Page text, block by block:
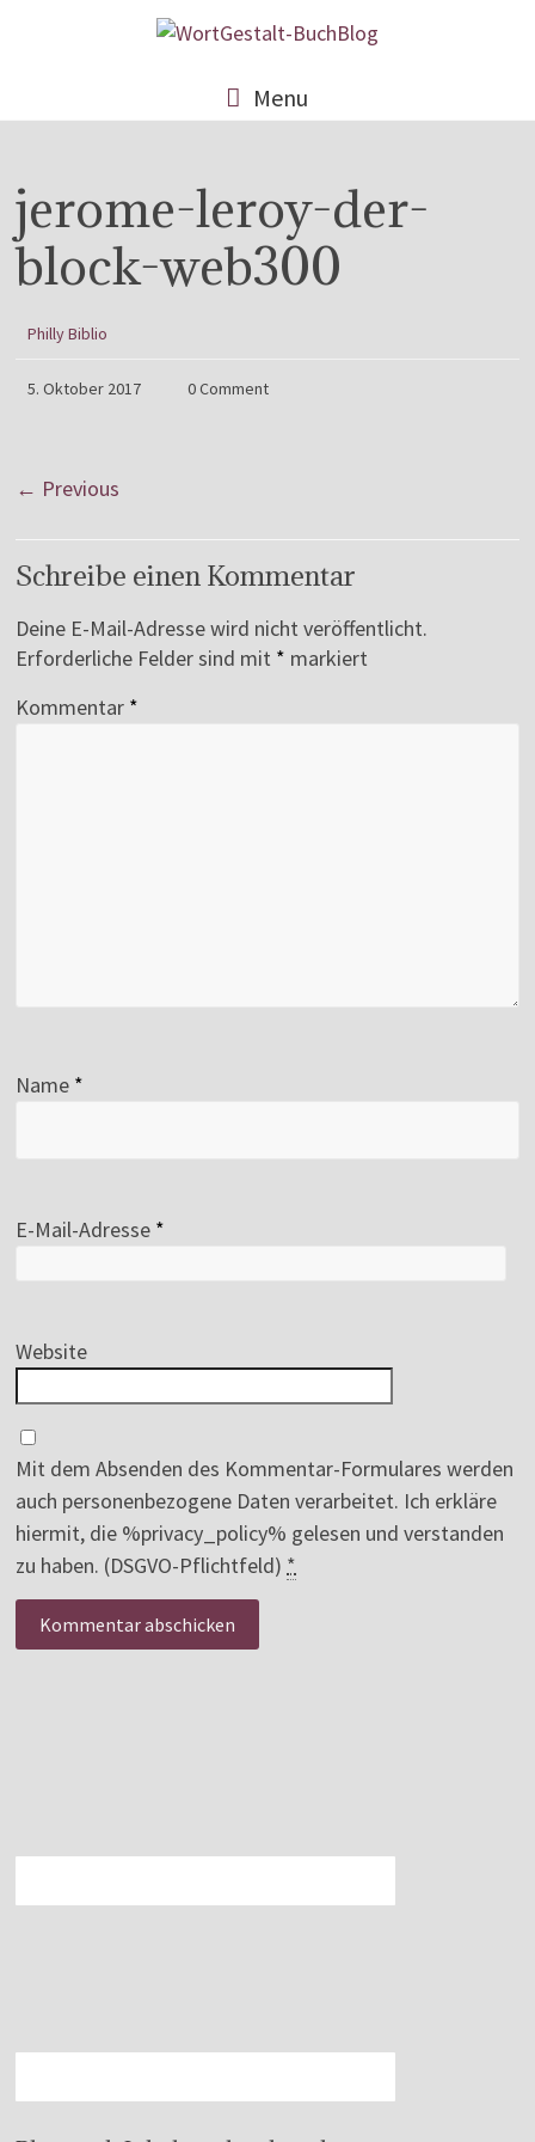
Menu
jerome-leroy-der-
block-web300
Philly Biblio
5. Oktober 2017 0 Comment
← Previous
Schreibe einen Kommentar
Deine E-Mail-Adresse wird nicht veröffentlicht.
Erforderliche Felder sind mit * markiert
Kommentar *
Name *
E-Mail-Adresse *
Website
Mit dem Absenden des Kommentar-Formulares werden
auch personenbezogene Daten verarbeitet. Ich erkläre
hiermit, die %privacy_policy% gelesen und verstanden
zu haben. (DSGVO-Pflichtfeld) *